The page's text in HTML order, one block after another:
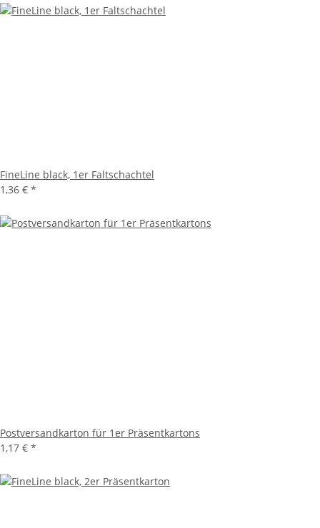
FineLine black, 1er Faltschachtel
1,36 € *
Postversandkarton für 1er Präsentkartons
1,17 € *